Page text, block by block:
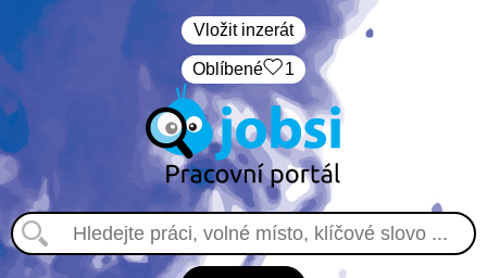
Vložit inzerát
Oblíbené 1